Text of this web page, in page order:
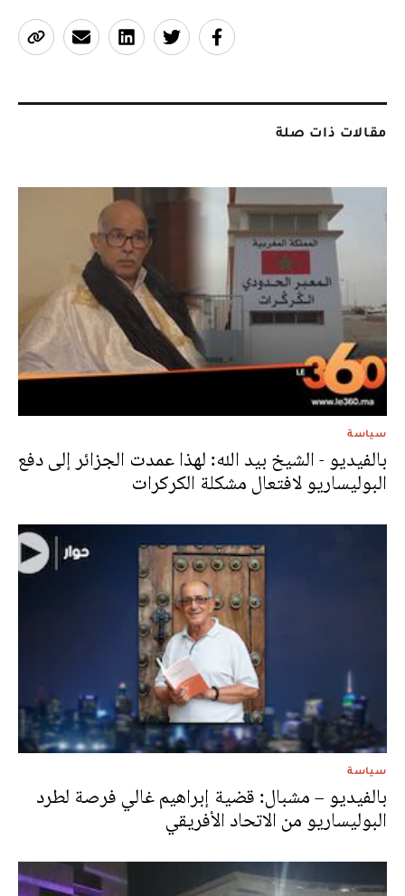
مقالات ذات صلة
سياسة
بالفيديو - الشيخ بيد الله: لهذا عمدت الجزائر إلى دفع
البوليساريو لافتعال مشكلة الكركرات
سياسة
بالفيديو – مشبال: قضية إبراهيم غالي فرصة لطرد
البوليساريو من الاتحاد الأفريقي